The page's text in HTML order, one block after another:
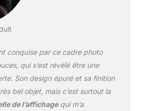
requis, il suffit de
brancher l'alimentation,
d'insérer la clé USB ou la
carte SD et vous pouvez
l'utiliser immédiatement,
ce qui est pratique et
conquise par ce cadre photo
qui s’est révélé être une
Son design épuré et sa finition
bel objet, mais c’est surtout la
de l’affichagequi m’a